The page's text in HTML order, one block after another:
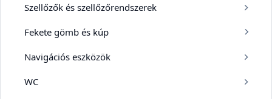
Szellőzők és szellőzőrendszerek
Fekete gömb és kúp
Navigációs eszközök
WC